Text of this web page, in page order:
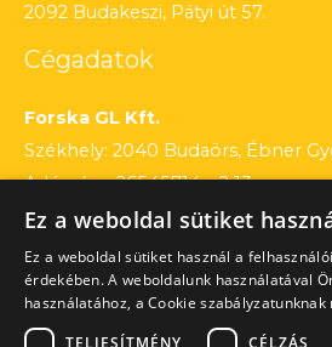
2092 Budakeszi, Pátyi út 57.
Cégadatok
Forska GL Kft.
Székhely: 2040 Budaörs, Ébner
Adószám: 26545714 – 2 13
Cégjegyzékszám: 13 – 09 – 195803
Számlaszám: 12010154 – 01660751
Ez a weboldal sütiket
Ez a weboldal sütiket használ a
érdekében. A weboldalunk használatával
használatához, a Cookie
TELJESÍTMÉNY
CÉLZÁS